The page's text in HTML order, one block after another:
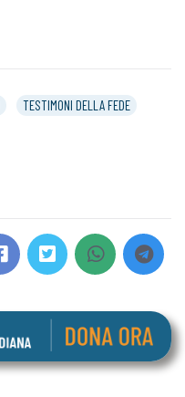
TESTIMONI DELLA FEDE